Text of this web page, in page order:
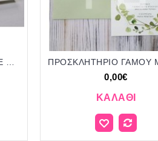
ΠΡΟΣΚΛΗΤΗΡΙΟ ΓΑΜΟΥ ME ΦΥΛΛΑ ΦΤΕΡΑ ΣΕ ΦΑΚΕΛΟ SAVE THE DATE ΜΠΙ-2656
0,00€
ΚΑΛΆΘΙ